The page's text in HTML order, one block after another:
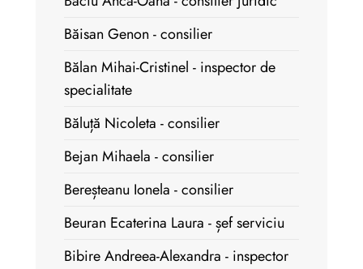
Băisan Genon - consilier
Bălan Mihai-Cristinel - inspector de
specialitate
Băluță Nicoleta - consilier
Bejan Mihaela - consilier
Bereșteanu Ionela - consilier
Beuran Ecaterina Laura - șef serviciu
Bibire Andreea-Alexandra - inspector